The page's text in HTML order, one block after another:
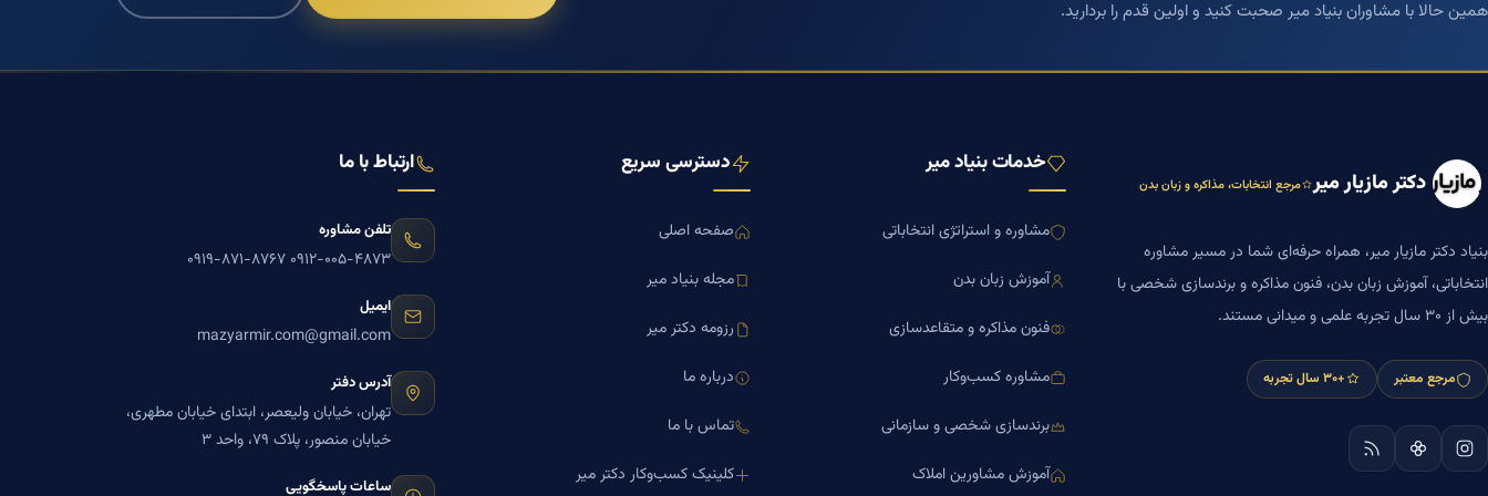
همین حالا با مشاوران بنیاد میر صحبت کنید و اولین قدم را بردارید.
دکتر مازیار میر مرجع انتخابات، مذاکره و زبان بدن
بنیاد دکتر مازیار میر، همراه حرفه‌ای شما در مسیر مشاوره
انتخاباتی، آموزش زبان بدن، فنون مذاکره و برندسازی شخصی با
بیش از ۳۰ سال تجربه علمی و میدانی مستند.
مرجع معتبر +۳۰ سال تجربه
خدمات بنیاد میر
مشاوره و استراتژی انتخاباتی
آموزش زبان بدن
فنون مذاکره و متقاعدسازی
مشاوره کسب‌وکار
برندسازی شخصی و سازمانی
آموزش مشاورین املاک
دسترسی سریع
صفحه اصلی
مجله بنیاد میر
رزومه دکتر میر
درباره ما
تماس با ما
کلینیک کسب‌وکار دکتر میر
ارتباط با ما
تلفن مشاوره
۰۹۱۲-۰۰۵-۴۸۷۳ ۰۹۱۹-۸۷۱-۸۷۶۷
ایمیل
mazyarmir.com@gmail.com
آدرس دفتر
تهران، خیابان ولیعصر، ابتدای خیابان مطهری،
خیابان منصور، پلاک ۷۹، واحد ۳
ساعات پاسخگویی